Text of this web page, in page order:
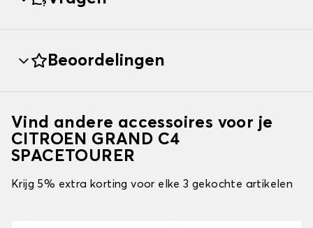
Beoordelingen
Vind andere accessoires voor je
CITROEN GRAND C4
SPACETOURER
Krijg 5% extra korting voor elke 3 gekochte artikelen